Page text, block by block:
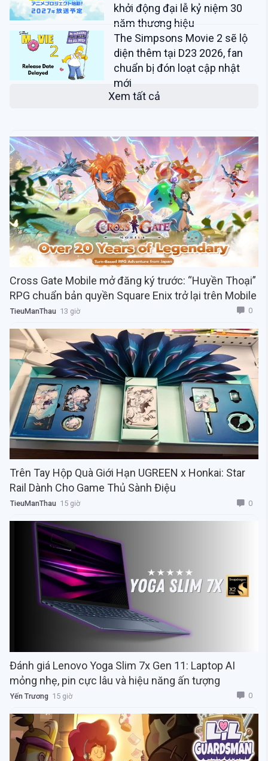
khởi động đại lễ kỷ niệm 30
năm thương hiệu
The Simpsons Movie 2 sẽ lộ
diện thêm tại D23 2026, fan
chuẩn bị đón loạt cập nhật
mới
Xem tất cả
Cross Gate Mobile mở đăng ký trước: “Huyền Thoại”
RPG chuẩn bản quyền Square Enix trở lại trên Mobile
TieuManThau 13 giờ 0
Trên Tay Hộp Quà Giới Hạn UGREEN x Honkai: Star
Rail Dành Cho Game Thủ Sành Điệu
TieuManThau 15 giờ 0
Đánh giá Lenovo Yoga Slim 7x Gen 11: Laptop AI
mỏng nhẹ, pin cực lâu và hiệu năng ấn tượng
Yến Trương 15 giờ 0